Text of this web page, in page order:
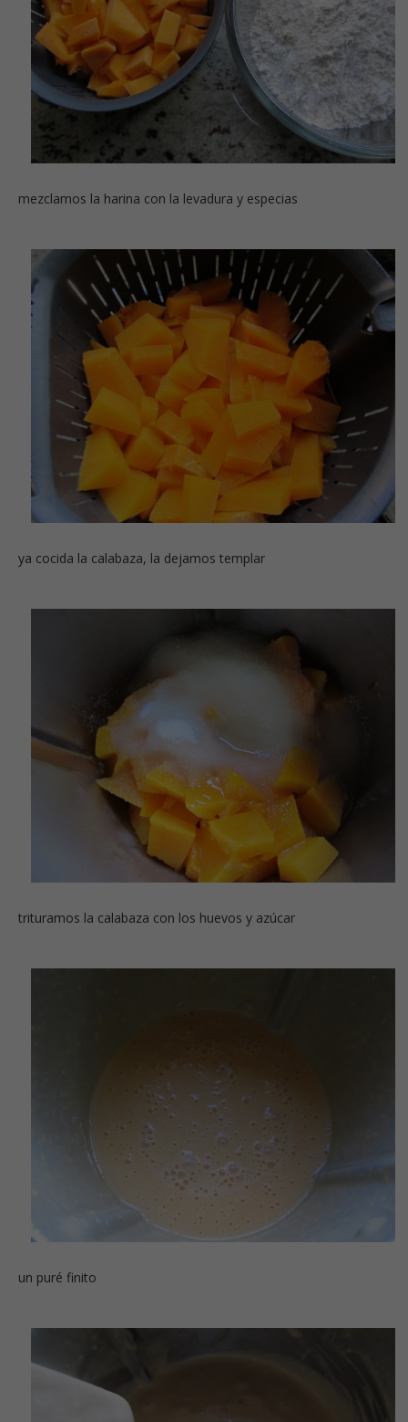
mezclamos la harina con la levadura y especias
ya cocida la calabaza, la dejamos templar
trituramos la calabaza con los huevos y azúcar
un puré finito